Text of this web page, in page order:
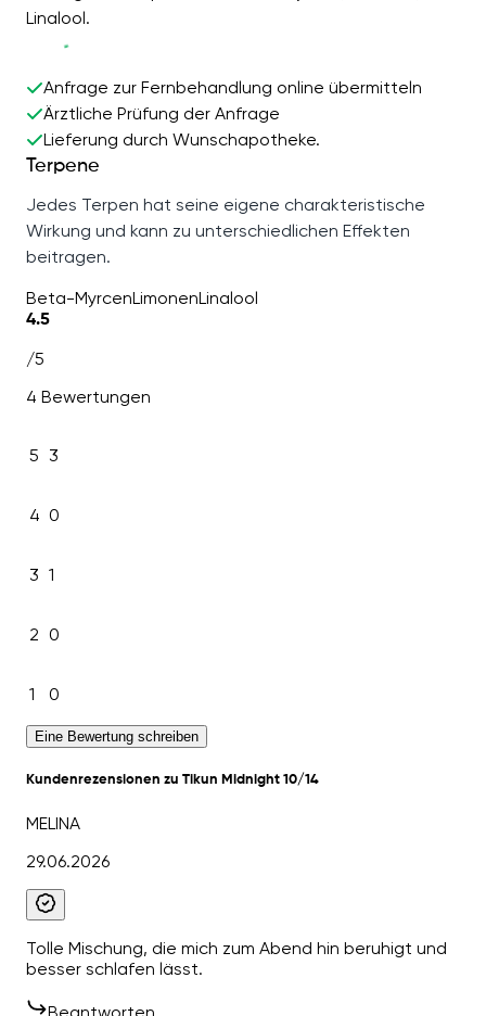
Linalool.
Anfrage zur Fernbehandlung online übermitteln
Ärztliche Prüfung der Anfrage
Lieferung durch Wunschapotheke.
Terpene
Jedes Terpen hat seine eigene charakteristische
Wirkung und kann zu unterschiedlichen Effekten
beitragen.
Beta-MyrcenLimonenLinalool
4.5
/5
4 Bewertungen
5 3
4 0
3 1
2 0
1 0
Eine Bewertung schreiben
Kundenrezensionen zu Tikun Midnight 10/14
MELINA
29.06.2026
Tolle Mischung, die mich zum Abend hin beruhigt und
besser schlafen lässt.